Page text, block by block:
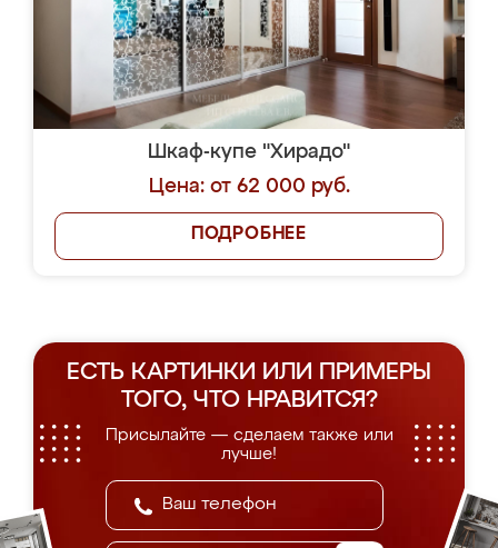
Шкаф-купе "Хирадо"
Цена: от 62 000 руб.
ПОДРОБНЕЕ
ЕСТЬ КАРТИНКИ ИЛИ ПРИМЕРЫ
ТОГО, ЧТО НРАВИТСЯ?
Присылайте — сделаем также или
лучше!